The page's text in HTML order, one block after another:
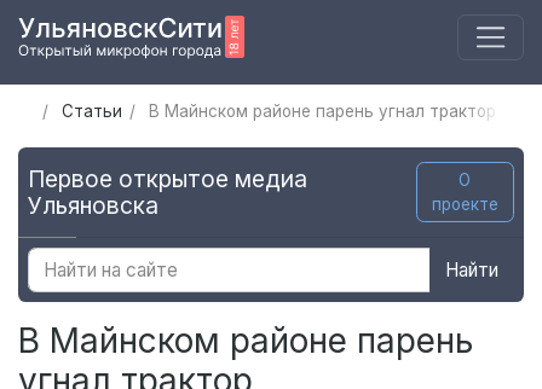
Статьи В Майнском районе парень угнал трактор
Первое открытое медиа
Ульяновска
О
проекте
Найти
В Майнском районе парень